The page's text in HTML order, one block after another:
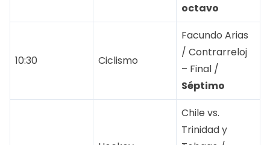
octavo
10:30 Ciclismo
Facundo Arias
/ Contrarreloj
– Final /
Séptimo
Chile vs.
Trinidad y